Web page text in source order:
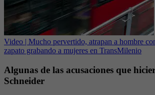
Video | Mucho pervertido, atrapan a hombre
zapato grabando a mujeres en TransMilenio
Algunas de las acusaciones que
Schneider